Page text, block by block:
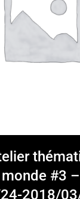
#3 –
2018/